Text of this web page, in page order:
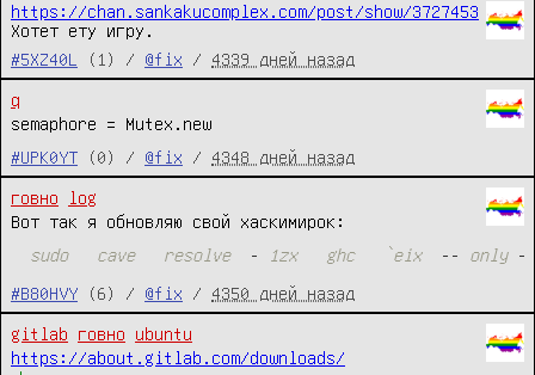
https://chan.sankakucomplex.com/post/show/3727453
Хотет ету игру.
#5XZ40L
(1) / @fix / 4339 дней назад
q
semaphore = Mutex.new
#UPK0YT
(0) / @fix / 4348 дней назад
говно
log
Вот так я обновляю свой хаскимирок:
sudo
cave resolve - 1zx ghc `eix - - only
-
#B80HVY
(6) / @fix / 4350 дней назад
gitlab говно
ubuntu
https://about.gitlab.com/downloads/